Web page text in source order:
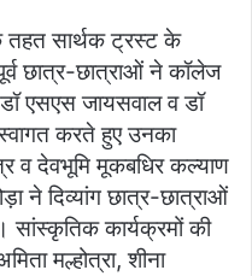
तहत सार्थक ट्रस्ट के
छात्र-छात्राओं ने कॉलेज
डॉ एसएस जायसवाल व डॉ
करते हुए उनका
व देवभूमि मूकबधिर कल्याण
ने दिव्यांग छात्र-छात्राओं
कार्यक्रमों की
मल्होत्रा, शीना